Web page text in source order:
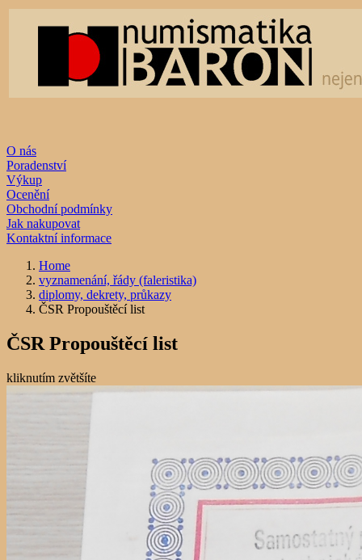
O nás
Poradenství
Výkup
Ocenění
Obchodní podmínky
Jak nakupovat
Kontaktní informace
Home
vyznamenání, řády (faleristika)
diplomy, dekrety, průkazy
ČSR Propouštěcí list
ČSR Propouštěcí list
kliknutím zvětšíte